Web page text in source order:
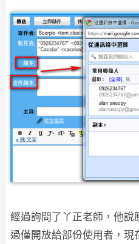
經過詢問了丫正老師，他說
過僅開放給部份使用者，現